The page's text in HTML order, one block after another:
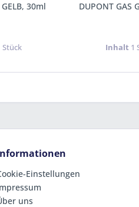
30ml
Stück
DUPONT GAS
Inhalt 1
Einstellungen
uns